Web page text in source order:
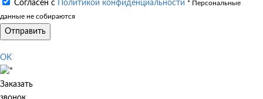
Согласен с
Политикой конфиденциальности * Персональные
данные не собираются
Отправить
OK
Заказать